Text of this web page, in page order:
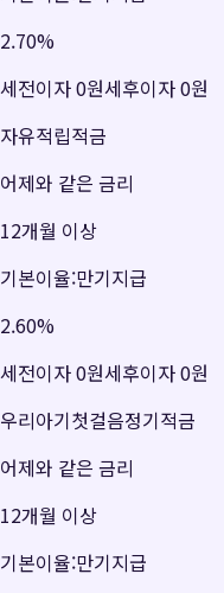
2.70%
세전이자0원세후이자0원
자유적립적금
어제와 같은 금리
12개월 이상
기본이율:만기지급
2.60%
세전이자0원세후이자0원
우리아기첫걸음정기적금
어제와 같은 금리
12개월 이상
기본이율:만기지급